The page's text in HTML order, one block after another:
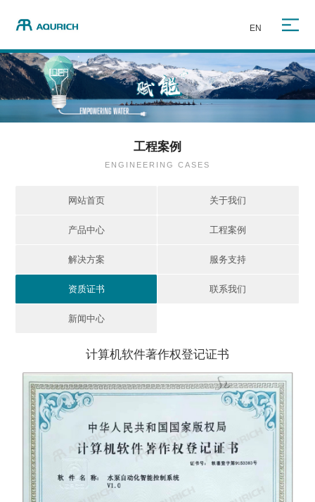
EN
工程案例
ENGINEERING CASES
网站首页 关于我们
产品中心 工程案例
解决方案 服务支持
资质证书 联系我们
新闻中心
计算机软件著作权登记证书